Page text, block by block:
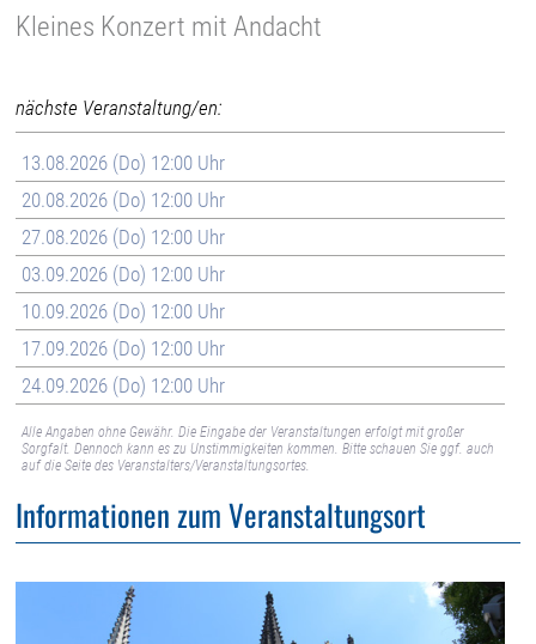
Kleines Konzert mit Andacht
nächste Veranstaltung/en:
13.08.2026 (Do) 12:00 Uhr
20.08.2026 (Do) 12:00 Uhr
27.08.2026 (Do) 12:00 Uhr
03.09.2026 (Do) 12:00 Uhr
10.09.2026 (Do) 12:00 Uhr
17.09.2026 (Do) 12:00 Uhr
24.09.2026 (Do) 12:00 Uhr
Alle Angaben ohne Gewähr. Die Eingabe der Veranstaltungen erfolgt mit großer
Sorgfalt. Dennoch kann es zu Unstimmigkeiten kommen. Bitte schauen Sie ggf. auch
auf die Seite des Veranstalters/Veranstaltungsortes.
Informationen zum Veranstaltungsort